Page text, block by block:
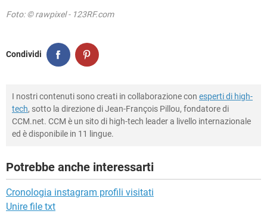
Foto: © rawpixel - 123RF.com
Condividi
I nostri contenuti sono creati in collaborazione con esperti di high-
tech, sotto la direzione di Jean-François Pillou, fondatore di
CCM.net. CCM è un sito di high-tech leader a livello internazionale
ed è disponibile in 11 lingue.
Potrebbe anche interessarti
Cronologia instagram profili visitati
Unire file txt